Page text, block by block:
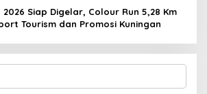
2026 Siap Digelar, Colour Run 5,28 Km
Tourism dan Promosi Kuningan